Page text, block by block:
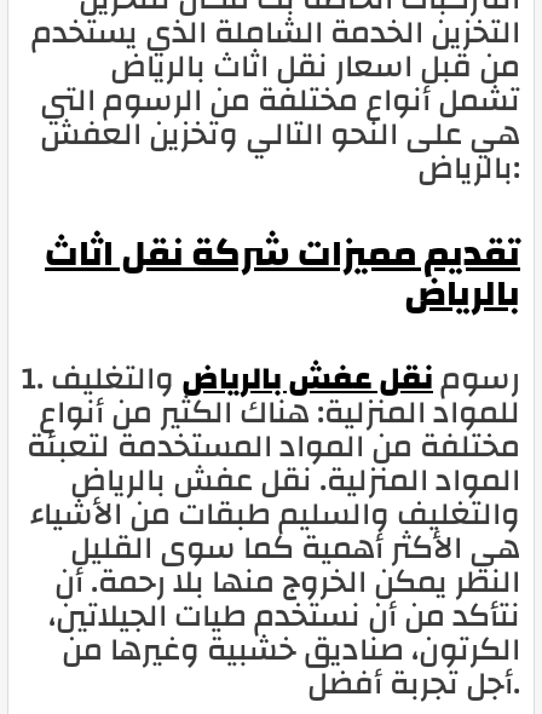
التخزين الخدمة الشاملة الذي يستخدم
من قبل اسعار نقل اثاث بالرياض
تشمل أنواع مختلفة من الرسوم التي
هي على النحو التالي وتخزين العفش
بالرياض:
تقديم مميزات شركة نقل اثاث
بالرياض
1. رسومنقل عفش بالرياضوالتغليف
للمواد المنزلية: هناك الكثير من أنواع
مختلفة من المواد المستخدمة لتعبئة
المواد المنزلية. نقل عفش بالرياض
والتغليف والسليم طبقات من الأشياء
هي الأكثر أهمية كما سوى القليل
النطر يمكن الخروج منها بلا رحمة. أن
نتأكد من أن نستخدم طيات الجيلاتين،
الكرتون، صناديق خشبية وغيرها من
أجل تجربة أفضل.